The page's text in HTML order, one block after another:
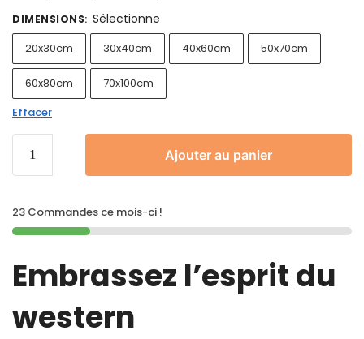
DIMENSIONS: Sélectionne
20x30cm 30x40cm 40x60cm 50x70cm
60x80cm
70x100cm
Effacer
Ajouter au panier
23 Commandes ce mois-ci !
Embrassez l’esprit du
western